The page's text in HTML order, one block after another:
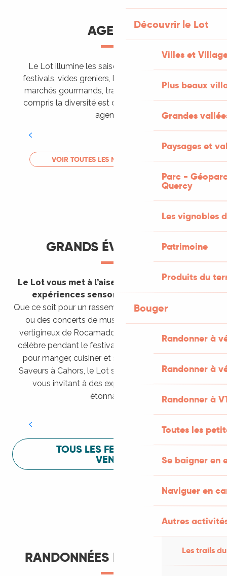
Découvrir le Lot
Villes et
Plus beaux
Grandes
Paysages et
Parc -
Quercy
Les vignobles
Patrimoine
Produits du
Bouger
Randonner à
Randonner à
Randonner à
Toutes les
Se baigner en
Naviguer en
Autres
Les trails
AGENDA
Le Lot illumine les saisons de ses animations :
festivals, vides greniers, brocantes, fêtes votives,
marchés gourmands, trails sportifs… Vous l’aurez
compris la diversité est de mise, alors tous à vos
agendas !
LIRE LA SUITE
VOIR TOUTES LES MANIFESTATIONS
GRANDS ÉVÈNEMENTS
Le Lot vous met à l’aise en vous invitant à des
expériences sensorielles étonnantes !
Que ce soit pour un rassemblement de montgolfières
ou des concerts de musique sacrée dans le site
vertigineux de Rocamadour, pour écouter un opéra
célèbre pendant le festival de Saint-Céré ou encore
pour manger, cuisiner et s’amuser pendant Lot of
Saveurs à Cahors, le Lot sait vous mettre à l’aise en
vous invitant à des expériences sensorielles
étonnantes !
Festival Lot of Saveurs
TOUS LES FESTIVALS À
VENIR
RANDONNÉES ET ITINÉRANCE